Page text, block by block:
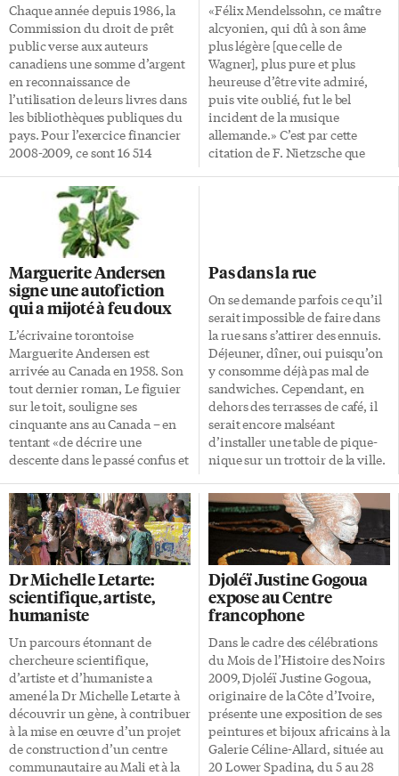
Chaque année depuis 1986, la
Commission du droit de prêt
public verse aux auteurs
canadiens une somme d’argent
en reconnaissance de
l’utilisation de leurs livres dans
les bibliothèques publiques du
pays. Pour l’exercice financier
2008-2009, ce sont 16 514
023 $, comparativement à 15
993 écrivains bénéficiant de
9 115 000 $ en 2007-2008. Les
chèques ont été envoyés
quelques jours avant la Saint-
Valentin! La somme versée cette
année couvre les droits de prêt
public pour 76 542 titres,
comparativement à 73 075
l’année précédente. Sont inclus
les ouvrages dans les catégories
suivantes: essai, fiction, poésie,
théâtre, littérature […]
«Félix Mendelssohn, ce maître
alcyonien, qui dû à son âme
plus légère [que celle de
Wagner], plus pure et plus
heureuse d’être vite admiré,
puis vite oublié, fut le bel
incident de la musique
allemande.» C’est par cette
citation de F. Nietzsche que
que l’oubli est vite retombé sur
ce compositeur, pourtant
brillant, mort à 37 ans, et que J.
Bastianelli nous présente dans
un élégant petit livre, publié
pour marquer le 200e […]
Marguerite Andersen
signe une autofiction
qui a mijoté à feu doux
L’écrivaine torontoise
Marguerite Andersen est
arrivée au Canada en 1958. Son
tout dernier roman, Le figuier
sur le toit, souligne ses
cinquante ans au Canada – en
tentant «de décrire une
descente dans le passé confus et
essayant de répondre à la
question Where are you from?
Le figuier sur le toit s’ouvre sur
une scène près du marché St.
Lawrence. Se préparant à
célébrer son anniversaire avec
sa famille canadienne, une
vieille dame, sujet principal et
auteure du roman, s’interroge
sur son existence ainsi que sur
sa mort inéluctable. L’auteure
écrit […]
Pas dans la rue
On se demande parfois ce qu’il
serait impossible de faire dans
la rue sans s’attirer des ennuis.
Déjeuner, dîner, oui puisqu’on
y consomme déjà pas mal de
sandwiches. Cependant, en
dehors des terrasses de café, il
serait encore malséant
d’installer une table de pique-
nique sur un trottoir de la ville.
que ce soit la sacro sainte eau
minérale. Mais il faut tout de
même être jeune et si possible
en jeans déchirés. Dormir?
D’aucuns le font, non par goût
mais par urgente nécessité. Se
soulager d’un besoin
intempestif? On vous dira qu’il
y a des […]
Dr Michelle Letarte:
scientifique, artiste,
humaniste
Un parcours étonnant de
chercheure scientifique,
d’artiste et d’humaniste a
amené la Dr Michelle Letarte à
découvrir un gène, à contribuer
à la mise en œuvre d’un projet
de construction d’un centre
communautaire au Mali et à la
Djoléï Justine Gogoua
expose au Centre
francophone
Dans le cadre des célébrations
du Mois de l’Histoire des Noirs
2009, Djoléï Justine Gogoua,
originaire de la Côte d’Ivoire,
présente une exposition de ses
peintures et bijoux africains à la
Galerie Céline-Allard, située au
20 Lower Spadina, du 5 au 28